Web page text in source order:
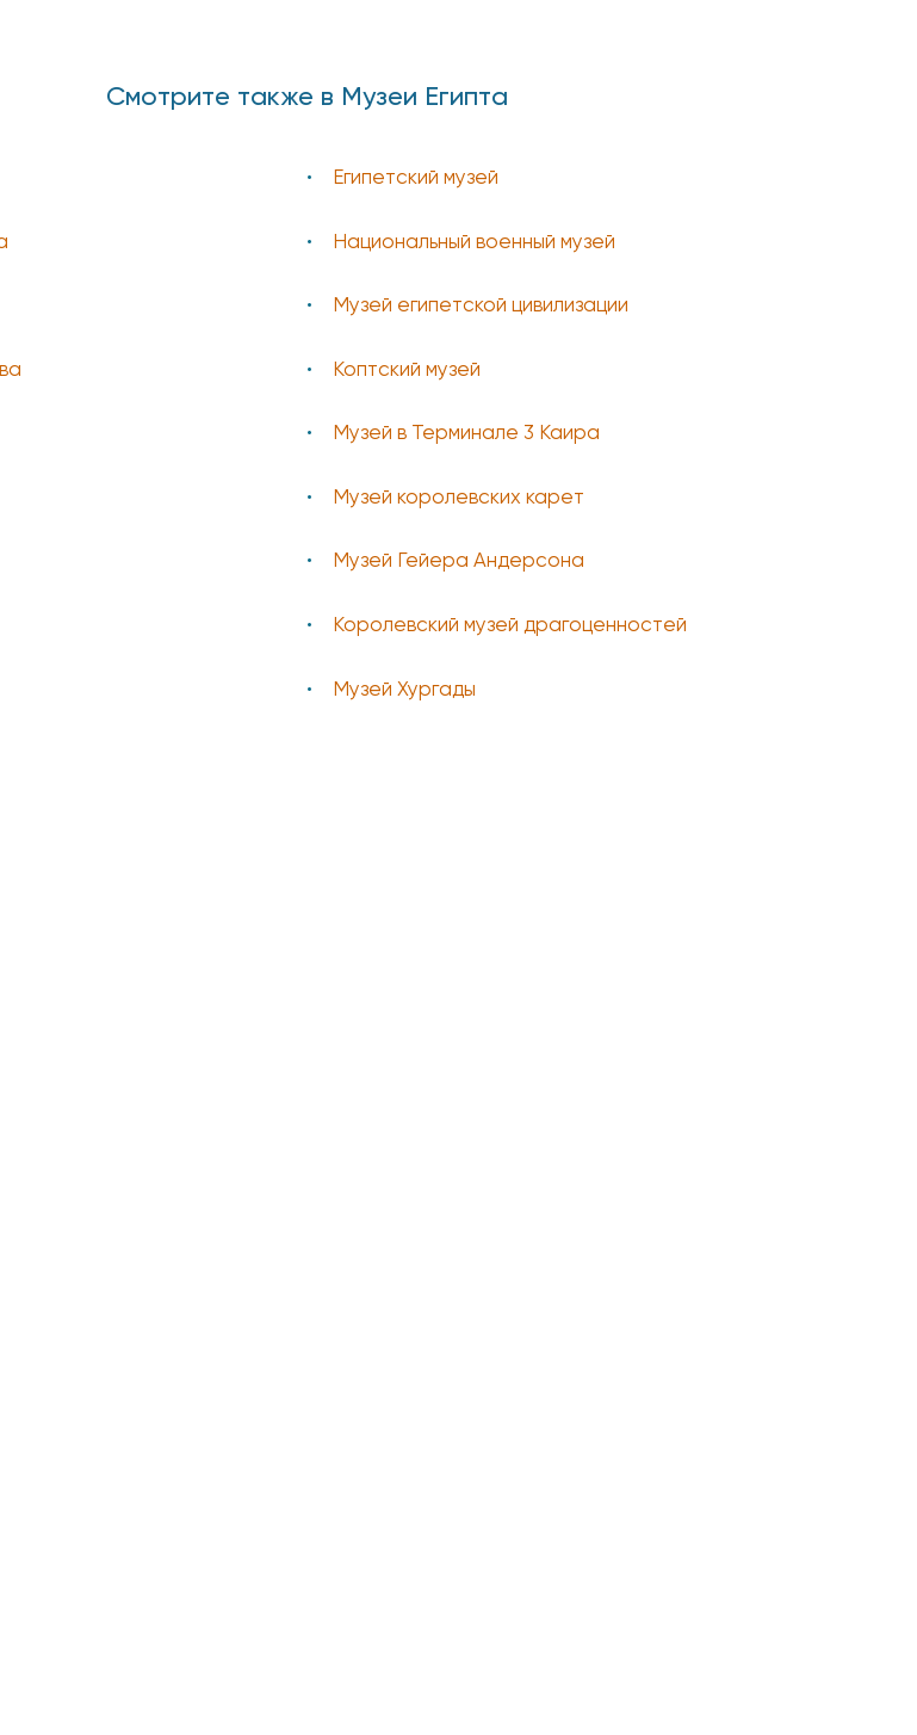
Смотрите также в Музеи Египта
Египетский музей
Национальный военный музей
Музей египетской цивилизации
Коптский музей
Музей в Терминале 3 Каира
Музей королевских карет
Музей Гейера Андерсона
Королевский музей драгоценностей
Музей Хургады